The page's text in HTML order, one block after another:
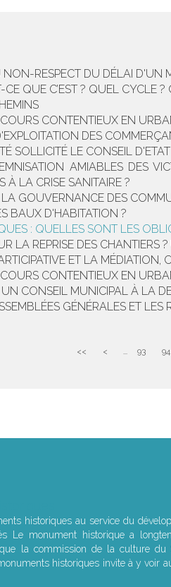
RESPECT DU DÉLAI
QUE C’EST ? QUEL CYCLE
CONTENTIEUX EN
DES
SOLLICITÉ LE CONSEIL
AMIABLES DES
À LA CRISE SANITAIRE ?
GOUVERNANCE DES
BAUX D'HABITATION ?
: QUELLES SONT LES
LA REPRISE DES CHANTIERS
ET LA MÉDIATION,
CONTENTIEUX EN
CONSEIL MUNICIPAL À LA
GÉNÉRALES ET
<< < ... 93 94
historiques au service du
Le monument historique a
la commission de la culture du
historiques invite à y voir